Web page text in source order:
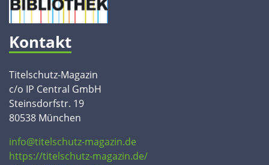
Kontakt
Titelschutz-Magazin
c/o IP Central GmbH
Steinsdorfstr. 19
80538 München
info@titelschutz-magazin.de
https://titelschutz-magazin.de/